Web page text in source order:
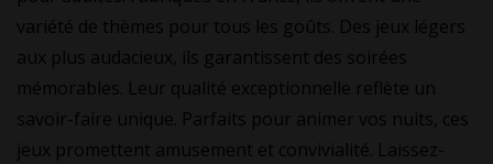
variété de thèmes pour tous les goûts. Des jeux légers
aux plus audacieux, ils garantissent des soirées
mémorables. Leur qualité exceptionnelle reflète un
savoir-faire unique. Parfaits pour animer vos nuits, ces
jeux promettent amusement et convivialité. Laissez-